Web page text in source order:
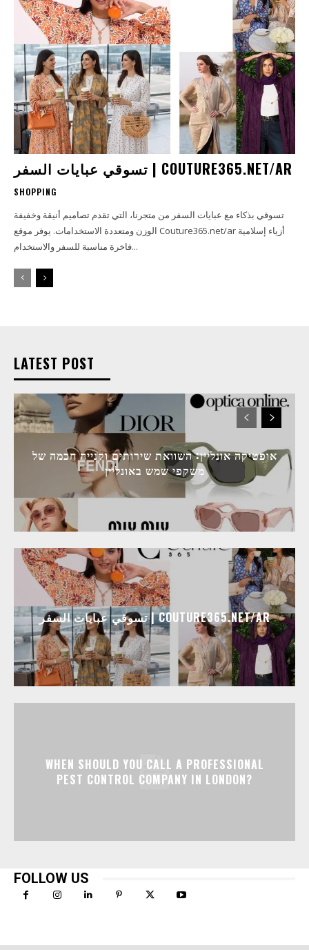
تسوقي عبايات السفر | COUTURE365.NET/AR
SHOPPING
تسوقي بذكاء مع عبايات السفر من متجرنا، التي تقدم تصاميم أنيقة وخفيفة
الوزن ومتعددة الاستخدامات. يوفر موقع Couture365.net/ar أزياء إسلامية
فاخرة مناسبة للسفر والاستخدام...
LATEST POST
אופטיקה אונליין: השוואת שירותים וקנייה חכמה של
משקפי שמש באונליין
تسوقي عبايات السفر | COUTURE365.NET/AR
WHEN SHOULD YOU CALL A PROFESSIONAL
PEST CONTROL COMPANY IN LONDON?
FOLLOW US